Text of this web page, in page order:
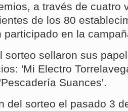
a través de cuatro
de los 80
participado en la
sorteo sellaron sus
'Mi Electro
Suances'.
del sorteo el pasado 3